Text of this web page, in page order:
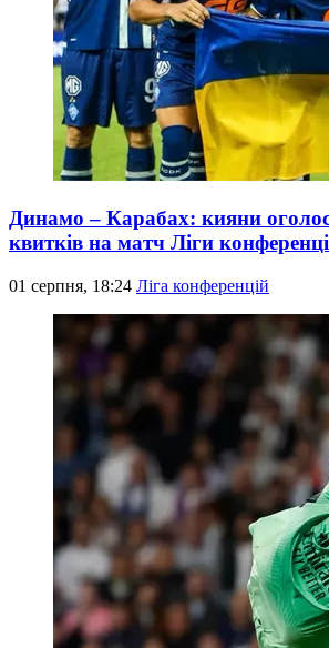
Динамо – Карабах: кияни
квитків на матч Ліги
01 серпня, 18:24 Ліга конференцій